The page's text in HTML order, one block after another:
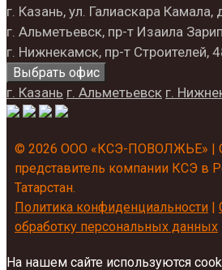
г. Казань, ул. Галиаскара Камала,
г. Альметьевск, пр-т Изаила
г. Нижнекамск, пр-т Строителей,
Выбрать офис
г. Казань г. Альметьевск г.
© 2026 ООО «КСЭ-ПОВОЛЖЬЕ» |
представитель компании КСЭ в
Татарстан.
Политика конфиденциальности |
обработку персональных данных
На нашем сайте используются